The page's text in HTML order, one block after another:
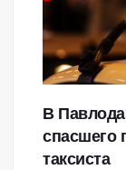
В
спасшего
таксиста